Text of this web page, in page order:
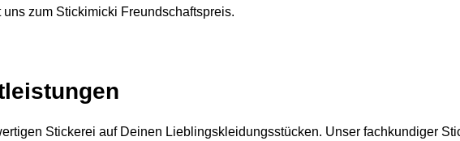
zum Stickimicki Freundschaftspreis.
Stickerei auf Deinen Lieblingskleidungsstücken. Unser fachkundiger